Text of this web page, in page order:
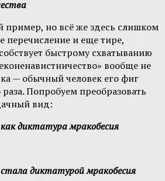
пример, но всё же здесь слишком
перечисление и еще тире,
быстрому схватыванию
вообще не
— обычный человек его фиг
Попробуем преобразовать
вид:
диктатура мракобесия
диктатурой мракобесия